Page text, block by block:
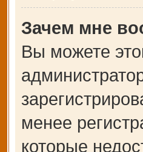
Зачем мне
Вы можете
менее
которые